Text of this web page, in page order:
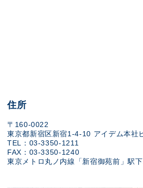
住所
〒160-0022
東京都新宿区新宿1-4-10 アイデム本社
TEL：03-3350-1211
FAX：03-3350-1240
東京メトロ丸ノ内線「新宿御苑前」駅